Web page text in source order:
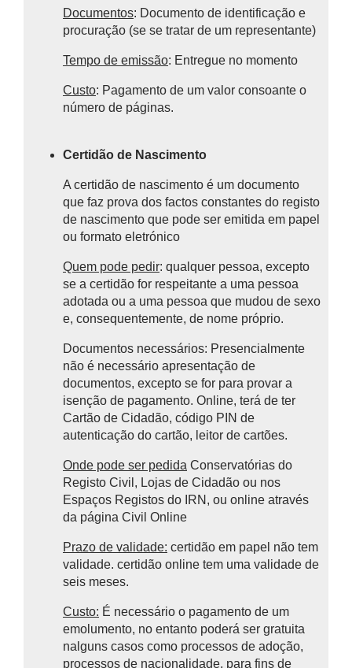
Documentos: Documento de identificação e
procuração (se se tratar de um representante)
Tempo de emissão: Entregue no momento
Custo: Pagamento de um valor consoante o
número de páginas.
Certidão de Nascimento
A certidão de nascimento é um documento
que faz prova dos factos constantes do registo
de nascimento que pode ser emitida em papel
ou formato eletrónico
Quem pode pedir: qualquer pessoa, excepto
se a certidão for respeitante a uma pessoa
adotada ou a uma pessoa que mudou de sexo
e, consequentemente, de nome próprio.
Documentos necessários: Presencialmente
não é necessário apresentação de
documentos, excepto se for para provar a
isenção de pagamento. Online, terá de ter
Cartão de Cidadão, código PIN de
autenticação do cartão, leitor de cartões.
Onde pode ser pedida Conservatórias do
Registo Civil, Lojas de Cidadão ou nos
Espaços Registos do IRN, ou online através
da página Civil Online
Prazo de validade: certidão em papel não tem
validade. certidão online tem uma validade de
seis meses.
Custo: É necessário o pagamento de um
emolumento, no entanto poderá ser gratuita
nalguns casos como processos de adoção,
processos de nacionalidade, para fins de